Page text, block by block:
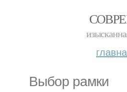
Выбор рамки